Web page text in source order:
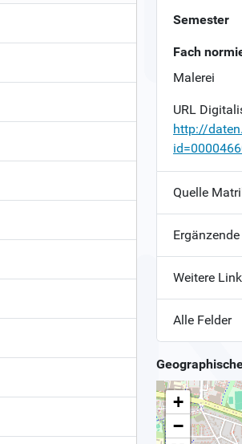
Semester
Fach
Malerei
URL
http://
Quelle
Weitere
Alle Felder
+
−